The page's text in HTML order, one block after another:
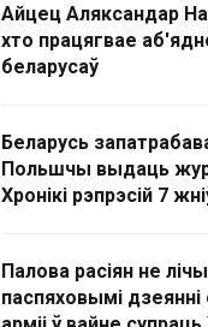
Айцец Аляксандар
хто працягвае
беларусаў
Беларусь
Польшчы выдаць
Хронікі рэпрэсій 7
Палова расіян не
паспяховымі дзеянні